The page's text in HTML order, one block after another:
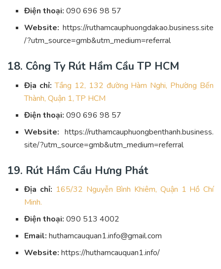
Điện thoại: 090 696 98 57
Website: https://ruthamcauphuongdakao.business.site
/?utm_source=gmb&utm_medium=referral
18. Công Ty Rút Hầm Cầu TP HCM
Địa chỉ: Tầng 12, 132 đường Hàm Nghi, Phường Bến
Thành, Quận 1, TP HCM
Điện thoại: 090 696 98 57
Website: https://ruthamcauphuongbenthanh.business.
site/?utm_source=gmb&utm_medium=referral
19. Rút Hầm Cầu Hưng Phát
Địa chỉ: 165/32 Nguyễn Bình Khiêm, Quận 1 Hồ Chí
Minh.
Điện thoại:090 513 4002
Email: huthamcauquan1.info@gmail.com
Website: https://huthamcauquan1.info/